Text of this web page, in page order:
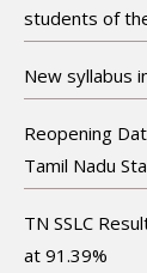
students of
New syllabus
Reopening
Tamil Nadu
TN SSLC
at 91.39%